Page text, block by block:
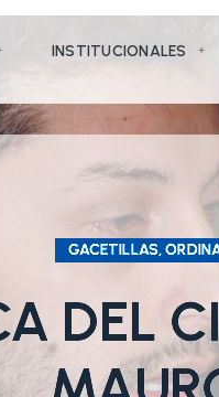
INSTITUCIONALES
GACETILLAS,
DEL